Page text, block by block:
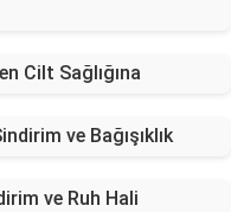
Cilt Sağlığına
ve Bağışıklık
ve Ruh Hali